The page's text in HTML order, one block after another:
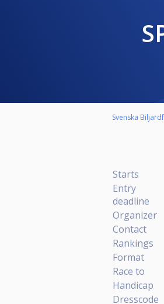
Svenska
Starts
Entry
deadline
Organizer
Contact
Rankings
Format
Race to
Handicap
Dresscode